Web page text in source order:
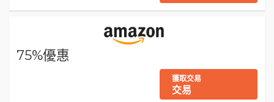
75%優惠
獲取交易
交易